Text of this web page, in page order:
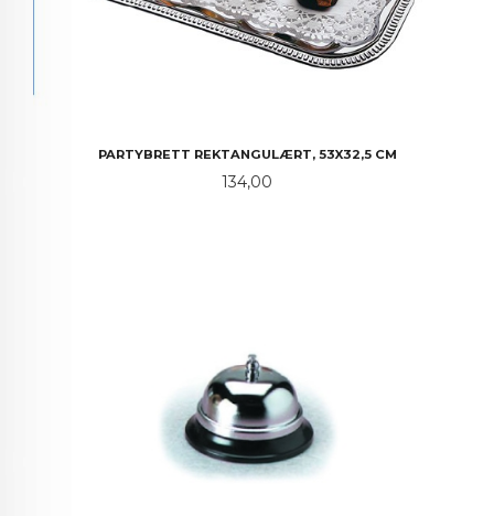
PARTYBRETT REKTANGULÆRT, 53X32,5 CM
Pris
134,00